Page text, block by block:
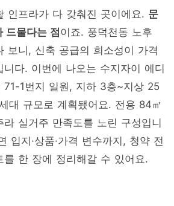
인프라가 다 갖춰진 곳이에요. 문
드물다는 점 이죠. 풍덕천동 노후
보니, 신축 공급의 희소성이 가격
니다. 이번에 나오는 수지자이 에디
71-1번지 일원, 지하 3층~지상 25
대 규모로 계획됐어요. 전용 84㎡
라 실거주 만족도를 노린 구성입니
입지·상품·가격 변수까지, 청약 전
를 한 장에 정리해갈 수 있어요.